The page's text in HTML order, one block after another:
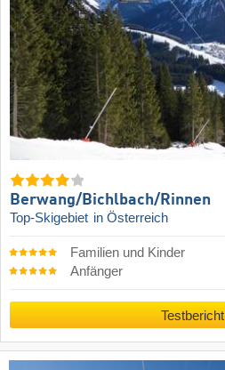
Berwang/​Bichlbach/​Rinnen
Top-Skigebiet in Österreich
Familien und Kinder
Anfänger
Testbericht